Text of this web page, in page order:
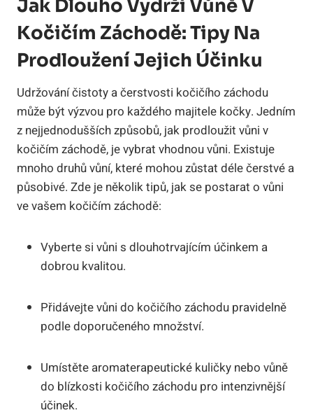
Jak Dlouho Vydrží Vůně V
Kočičím Záchodě: Tipy Na
Prodloužení Jejich Účinku
Udržování čistoty a čerstvosti kočičího záchodu
může být výzvou pro každého majitele kočky. Jedním
z nejjednodušších způsobů, jak prodloužit vůni v
kočičím záchodě, je vybrat vhodnou vůni. Existuje
mnoho druhů vůní, které mohou zůstat déle čerstvé a
působivé. Zde je několik tipů, jak se postarat o vůni
ve vašem kočičím záchodě:
Vyberte si vůni s dlouhotrvajícím účinkem a
dobrou kvalitou.
Přidávejte vůni do kočičího záchodu pravidelně
podle doporučeného množství.
Umístěte aromaterapeutické kuličky nebo vůně
do blízkosti kočičího záchodu pro intenzivnější
účinek.